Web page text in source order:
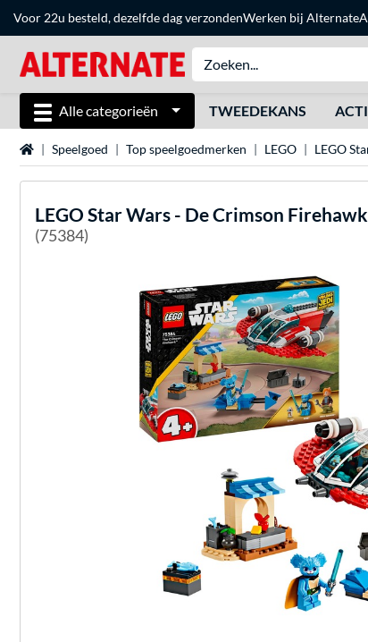
Voor 22u besteld, dezelfde dag verzondenWerken bij Alternate
Alle categorieën TWEEDEKANS
HomeSpeelgoed Top speelgoedmerken LEGO LEGO
LEGO Star Wars - De Crimson
(75384)